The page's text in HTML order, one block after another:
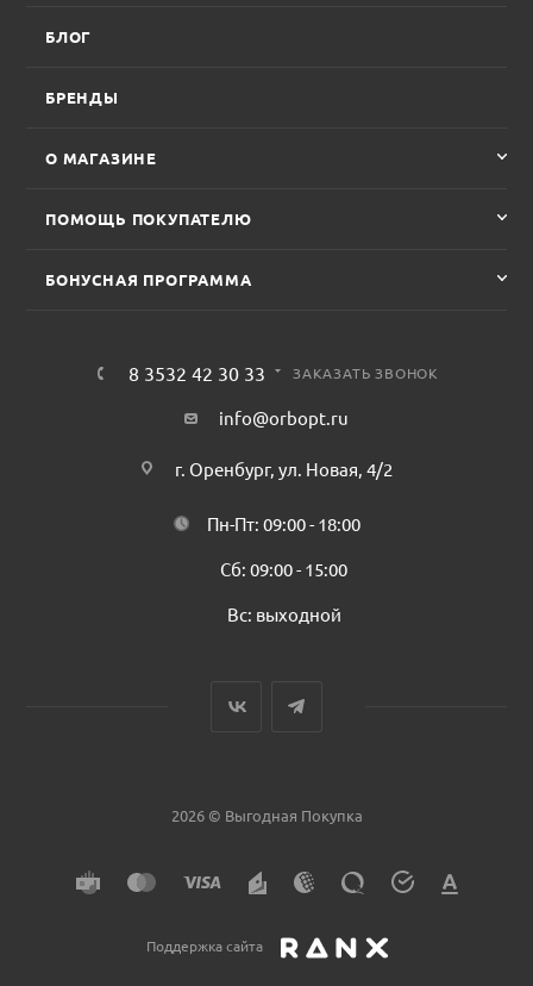
БЛОГ
БРЕНДЫ
О МАГАЗИНЕ
ПОМОЩЬ ПОКУПАТЕЛЮ
БОНУСНАЯ ПРОГРАММА
8 3532 42 30 33 ЗАКАЗАТЬ ЗВОНОК
info@orbopt.ru
г. Оренбург, ул. Новая, 4/2
Пн-Пт: 09:00 - 18:00
Сб: 09:00 - 15:00
Вс: выходной
2026 © Выгодная Покупка
Поддержка сайта